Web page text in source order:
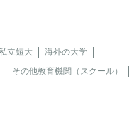
立短大
海外の大学
その他教育機関（スクール）